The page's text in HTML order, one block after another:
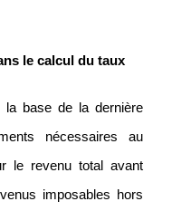
le calcul du taux
la base de la dernière
nécessaires au
le revenu total avant
imposables hors